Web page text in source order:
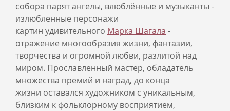
собора парят ангелы, влюблённые и музыканты -
излюбленные персонажи
картин удивительного Марка Шагала -
отражение многообразия жизни, фантазии,
творчества и огромной любви, разлитой над
миром. Прославленный мастер, обладатель
множества премий и наград, до конца
жизни оставался художником с уникальным,
близким к фольклорному восприятием,